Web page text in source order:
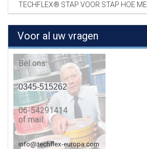
TECHFLEX® STAP VOOR STAP HOE
Voor al uw vragen
Bel ons:
0345-515262
06-54291414
of mail:
info@techflex-europa.com